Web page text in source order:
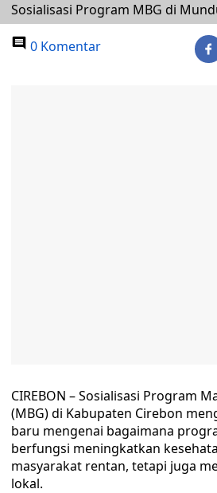
Sosialisasi Program MBG di
0 Komentar
CIREBON – Sosialisasi Program
(MBG) di Kabupaten Cirebon
baru mengenai bagaimana
berfungsi meningkatkan
masyarakat rentan, tetapi juga
lokal.